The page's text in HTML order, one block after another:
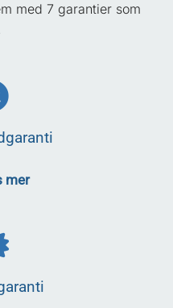
med 7 garantier som
mer